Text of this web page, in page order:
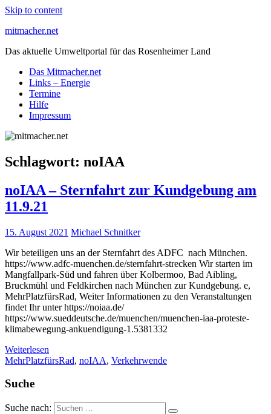
Skip to content
mitmacher.net
Das aktuelle Umweltportal für das Rosenheimer Land
Das Mitmacher.net
Links – Energie
Termine
Hilfe
Impressum
Schlagwort: noIAA
noIAA – Sternfahrt zur Kundgebung am
11.9.21
15. August 2021 Michael Schnitker
Wir beteiligen uns an der Sternfahrt des ADFC nach München.
https://www.adfc-muenchen.de/sternfahrt-strecken Wir starten im
Mangfallpark-Süd und fahren über Kolbermoo, Bad Aibling,
Bruckmühl und Feldkirchen nach München zur Kundgebung. e,
MehrPlatzfürsRad, Weiter Informationen zu den Veranstaltungen
findet Ihr unter https://noiaa.de/
https://www.sueddeutsche.de/muenchen/muenchen-iaa-proteste-
klimabewegung-ankuendigung-1.5381332
Weiterlesen
MehrPlatzfürsRad, noIAA, Verkehrwende
Suche
Suche nach: